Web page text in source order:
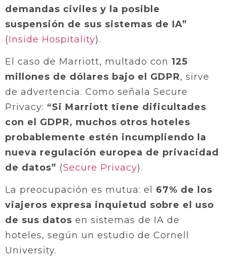
demandas civiles y la posible
suspensión de sus sistemas de IA”
(Inside Hospitality).
El caso de Marriott, multado con 125
millones de dólares bajo el GDPR, sirve
de advertencia. Como señala Secure
Privacy: “Si Marriott tiene dificultades
con el GDPR, muchos otros hoteles
probablemente estén incumpliendo la
nueva regulación europea de privacidad
de datos” (Secure Privacy).
La preocupación es mutua: el 67% de los
viajeros expresa inquietud sobre el uso
de sus datos en sistemas de IA de
hoteles, según un estudio de Cornell
University.